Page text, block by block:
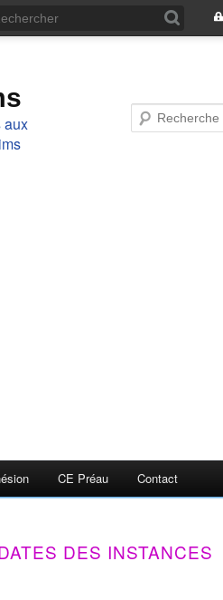
aux
CE Préau Contact
DES INSTANCES